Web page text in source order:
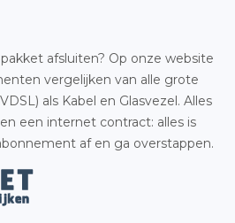
afsluiten? Op onze website
vergelijken van alle grote
als Kabel en Glasvezel. Alles
een internet contract: alles is
af en ga overstappen.